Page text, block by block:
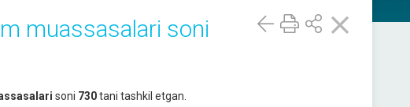
muassasalari soni
soni 730tani tashkil etgan.